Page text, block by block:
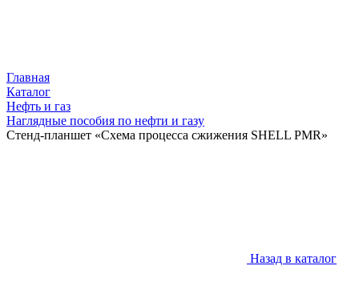
Главная
Каталог
Нефть и газ
Наглядные пособия по нефти и газу
Стенд-планшет «Схема процесса сжижения SHELL PMR»
Назад в каталог